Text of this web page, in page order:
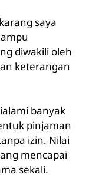
saya
diwakili oleh
keterangan
banyak
pinjaman
izin. Nilai
mencapai
sekali.